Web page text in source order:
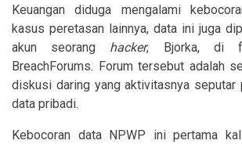
Keuangan diduga mengalami
kasus peretasan lainnya, data ini juga
akun seorang hacker, Bjorka, di
BreachForums. Forum tersebut adalah
diskusi daring yang aktivitasnya seputar
data pribadi.
Kebocoran data NPWP ini pertama